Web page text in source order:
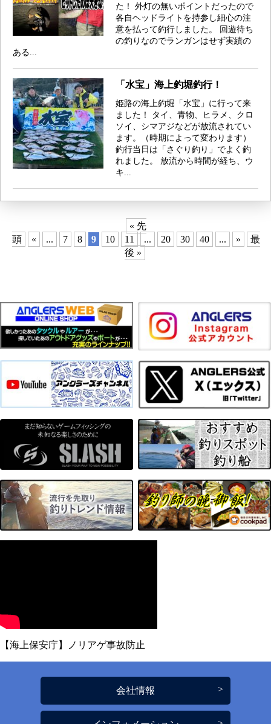
た！ 外灯の無いポイントだったので
各自ヘッドライトを持参し細心の注
意を払って釣行しました。 回遊待ち
の釣りなのでランガンはせず実績の
ある...
「水宝」海上釣堀釣行！
姫路の海上釣堀「水宝」に行って来
ました！ タイ、青物、ヒラメ、クロ
ソイ、シマアジなどが放流されてい
ます。（時期によって変わります）
釣行当日は「さぐり釣り」でよく釣
れました。 放流から時間が経ち、ウ
キ...
« 先
頭
« ... 7 8 9 10 11 ... 20 30 40 ... »
最
後 »
【海上保安庁】ノリアゲ事故防止
会社情報